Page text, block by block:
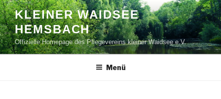
Zum
Inhalt
springen
KLEINER WAIDSEE
HEMSBACH
Offizielle Homepage des Pflegevereins kleiner Waidsee e.V.
Menü